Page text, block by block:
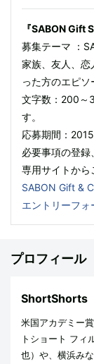
『SABON Gift
募集テーマ ：
家族、友人、恋
った方のエピソ
文字数：200～
す。
応募期間：
必要事項の登
専用サイトから
SABON Gift &
エントリーフ
プロフィール
ShortShorts
米国アカデミー
トショート フィ
也）や、横浜み